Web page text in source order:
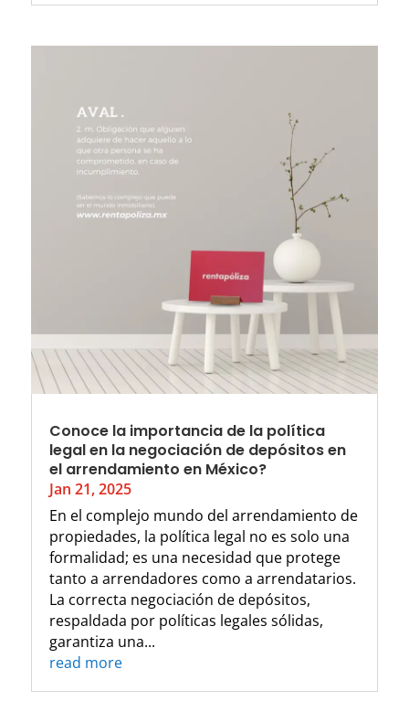
Conoce la importancia de la política
legal en la negociación de depósitos en
el arrendamiento en México?
Jan 21, 2025
En el complejo mundo del arrendamiento de
propiedades, la política legal no es solo una
formalidad; es una necesidad que protege
tanto a arrendadores como a arrendatarios.
La correcta negociación de depósitos,
respaldada por políticas legales sólidas,
garantiza una...
read more